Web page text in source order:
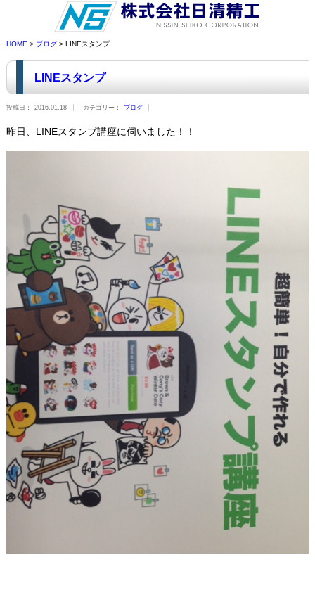
HOME > ブログ> LINEスタンプ
LINEスタンプ
投稿日： 2016.01.18 カテゴリー： ブログ
昨日、LINEスタンプ講座に伺いました！！